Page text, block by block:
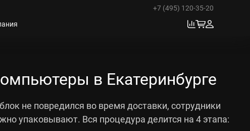
+7 (495) 120-35-20
в Екатеринбурге
не повредился во время доставки, сотрудники
упаковывают. Вся процедура делится на 4 этапа: